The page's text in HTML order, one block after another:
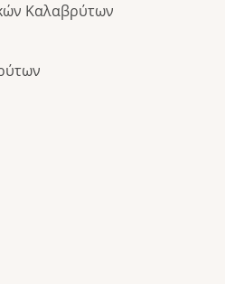
Καλαβρύτων